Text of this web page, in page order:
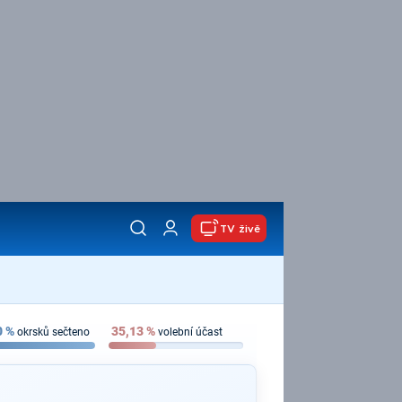
TV živě
% okrsků sečteno 35,13% volební účast